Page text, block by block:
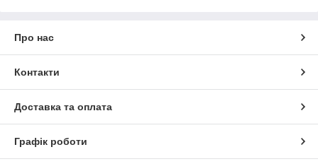
Про нас
Контакти
Доставка та оплата
Графік роботи